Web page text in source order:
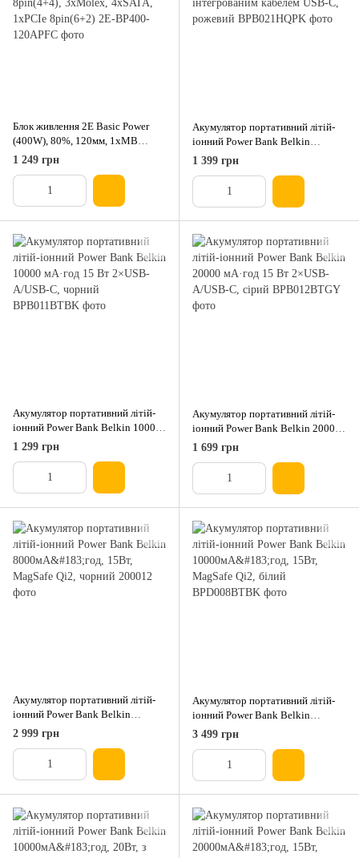
Блок живлення 2E Basic Power
(400W), 80%, 120мм, 1xMB
24pin(20+4), 1xCPU 8pin(4+4),
3xMolex, 4xSATA, 1xPCIe
8pin(6+2)
1 249 грн
Акумулятор портативний літій-
іонний Power Bank Belkin
10000мА·год, 20Вт, з
інтегрованим кабелем USB-C,
рожевий
1 399 грн
Акумулятор портативний літій-
іонний Power Bank Belkin 10000
мА·год 15 Вт 2×USB-A/USB-C,
1 299 грн
Акумулятор портативний літій-
іонний Power Bank Belkin 20000
мА·год 15 Вт 2×USB-A/USB-C,
1 699 грн
Акумулятор портативний літій-
іонний Power Bank Belkin
8000мА·год, 15Вт, MagSafe Qi2,
2 999 грн
Акумулятор портативний літій-
іонний Power Bank Belkin
10000мА·год, 15Вт, MagSafe Qi2,
3 499 грн